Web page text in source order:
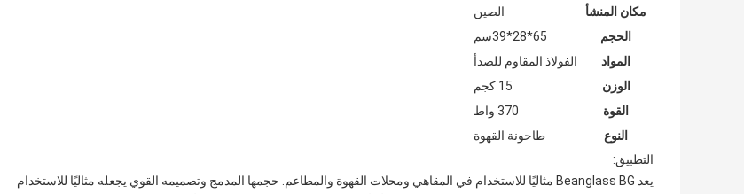
مكان المنشأ
الصين
الحجم
65*28*39سم
المواد
الفولاذ المقاوم للصدأ
الوزن
15 كجم
القوة
370 واط
النوع
طاحونة القهوة
التطبيق:
يعد Beanglass BG مثاليًا للاستخدام في المقاهي ومحلات القهوة والمطاعم. حجمها المدمج وتصميمه القوي يجعله مثاليًا للاستخدام